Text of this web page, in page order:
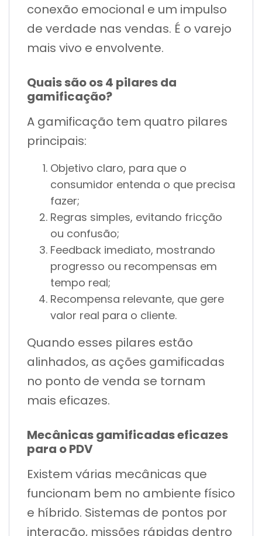
conexão emocional e um impulso
de verdade nas vendas. É o varejo
mais vivo e envolvente.
Quais são os 4 pilares da
gamificação?
A gamificação tem quatro pilares
principais:
Objetivo claro, para que o
consumidor entenda o que precisa
fazer;
Regras simples, evitando fricção
ou confusão;
Feedback imediato, mostrando
progresso ou recompensas em
tempo real;
Recompensa relevante, que gere
valor real para o cliente.
Quando esses pilares estão
alinhados, as ações gamificadas
no ponto de venda se tornam
mais eficazes.
Mecânicas gamificadas eficazes
para o PDV
Existem várias mecânicas que
funcionam bem no ambiente físico
e híbrido. Sistemas de pontos por
interação, missões rápidas dentro